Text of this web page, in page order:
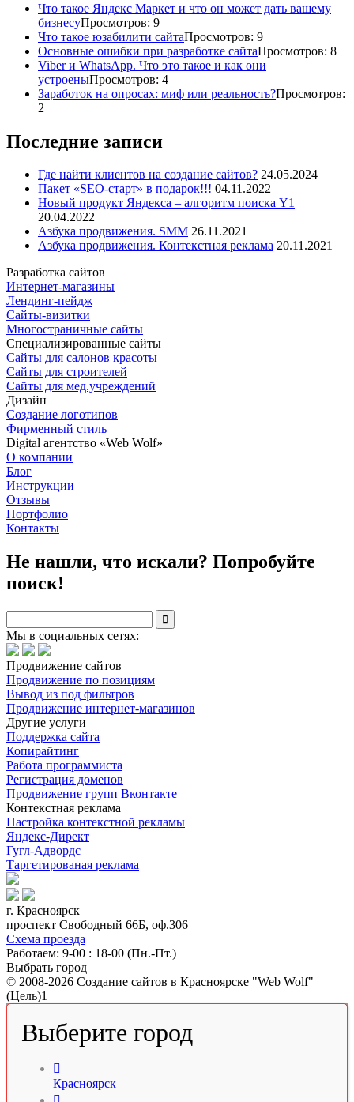
Что такое Яндекс Маркет и что он может дать вашему
бизнесуПросмотров: 9
Что такое юзабилити сайтаПросмотров: 9
Основные ошибки при разработке сайтаПросмотров: 8
Viber и WhatsApp. Что это такое и как они
устроеныПросмотров: 4
Заработок на опросах: миф или реальность?Просмотров:
2
Последние записи
Где найти клиентов на создание сайтов? 24.05.2024
Пакет «SEO-старт» в подарок!!! 04.11.2022
Новый продукт Яндекса – алгоритм поиска Y1
20.04.2022
Азбука продвижения. SMM 26.11.2021
Азбука продвижения. Контекстная реклама 20.11.2021
Разработка сайтов
Интернет-магазины
Лендинг-пейдж
Сайты-визитки
Многостраничные сайты
Специализированные сайты
Сайты для салонов красоты
Сайты для строителей
Сайты для мед.учреждений
Дизайн
Создание логотипов
Фирменный стиль
Digital агентство «Web Wolf»
О компании
Блог
Инструкции
Отзывы
Портфолио
Контакты
Не нашли, что искали? Попробуйте
поиск!

Мы в социальных сетях:
Продвижение сайтов
Продвижение по позициям
Вывод из под фильтров
Продвижение интернет-магазинов
Другие услуги
Поддержка сайта
Копирайтинг
Работа программиста
Регистрация доменов
Продвижение групп Вконтакте
Контекстная реклама
Настройка контекстной рекламы
Яндекс-Директ
Гугл-Адвордс
Таргетированая реклама
г. Красноярск
проспект Свободный 66Б, оф.306
Схема проезда
Работаем: 9-00 : 18-00 (Пн.-Пт.)
Выбрать город
© 2008-2026 Создание сайтов в Красноярске "Web Wolf"
(Цель)1
Выберите город

Красноярск